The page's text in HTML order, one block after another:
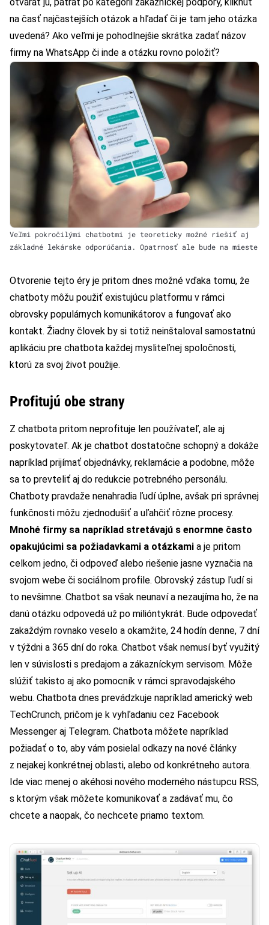
na časť najčastejších otázok a hľadať či je tam jeho otázka
uvedená? Ako veľmi je pohodlnejšie skrátka zadať názov
firmy na WhatsApp či inde a otázku rovno položiť?
Veľmi pokročilými chatbotmi je teoreticky možné riešiť aj
základné lekárske odporúčania. Opatrnosť ale bude na mieste
Otvorenie tejto éry je pritom dnes možné vďaka tomu, že
chatboty môžu použiť existujúcu platformu v rámci
obrovsky populárnych komunikátorov a fungovať ako
kontakt. Žiadny človek by si totiž neinštaloval samostatnú
aplikáciu pre chatbota každej mysliteľnej spoločnosti,
ktorú za svoj život použije.
Profitujú obe strany
Z chatbota pritom neprofituje len používateľ, ale aj
poskytovateľ. Ak je chatbot dostatočne schopný a dokáže
napríklad prijímať objednávky, reklamácie a podobne, môže
sa to prevteliť aj do redukcie potrebného personálu.
Chatboty pravdaže nenahradia ľudí úplne, avšak pri správnej
funkčnosti môžu zjednodušiť a uľahčiť rôzne procesy.
Mnohé firmy sa napríklad stretávajú s enormne často
opakujúcimi sa požiadavkami a otázkami a je pritom
celkom jedno, či odpoveď alebo riešenie jasne vyznačia na
svojom webe či sociálnom profile. Obrovský zástup ľudí si
to nevšimne. Chatbot sa však neunaví a nezaujíma ho, že na
danú otázku odpovedá už po milióntykrát. Bude odpovedať
zakaždým rovnako veselo a okamžite, 24 hodín denne, 7 dní
v týždni a 365 dní do roka. Chatbot však nemusí byť využitý
len v súvislosti s predajom a zákazníckym servisom. Môže
slúžiť takisto aj ako pomocník v rámci spravodajského
webu. Chatbota dnes prevádzkuje napríklad americký web
TechCrunch, pričom je k vyhľadaniu cez Facebook
Messenger aj Telegram. Chatbota môžete napríklad
požiadať o to, aby vám posielal odkazy na nové články
z nejakej konkrétnej oblasti, alebo od konkrétneho autora.
Ide viac menej o akéhosi nového moderného nástupcu RSS,
s ktorým však môžete komunikovať a zadávať mu, čo
chcete a naopak, čo nechcete priamo textom.